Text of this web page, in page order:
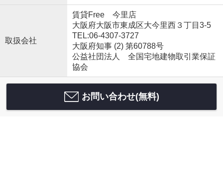
取扱会社
賃貸Free 今里店
大阪府大阪市東成区大今里西３丁目3-5
TEL:06-4307-3727
大阪府知事 (2) 第60788号
公益社団法人 全国宅地建物取引業保証
協会
お問い合わせ(無料)